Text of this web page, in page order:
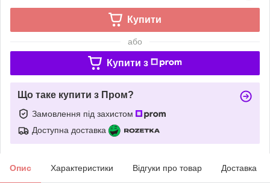
Купити
або
Купити з
Що таке купити з Пром?
Замовлення під захистом
Доступна доставка
Опис Характеристики Відгуки про товар Доставка